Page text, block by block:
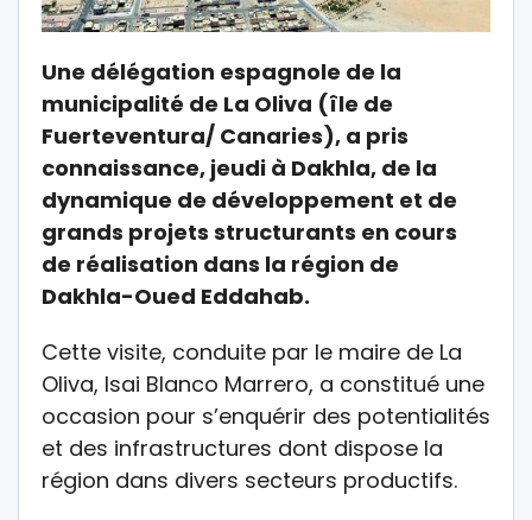
Une délégation espagnole de la
municipalité de La Oliva (île de
Fuerteventura/ Canaries), a pris
connaissance, jeudi à Dakhla, de la
dynamique de développement et de
grands projets structurants en cours
de réalisation dans la région de
Dakhla-Oued Eddahab.
Cette visite, conduite par le maire de La
Oliva, Isai Blanco Marrero, a constitué une
occasion pour s’enquérir des potentialités
et des infrastructures dont dispose la
région dans divers secteurs productifs.